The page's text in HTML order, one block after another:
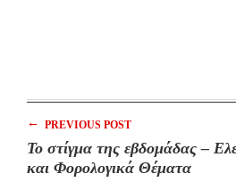
← PREVIOUS POST
To στίγμα της εβδομάδας –
και Φορολογικά Θέματα